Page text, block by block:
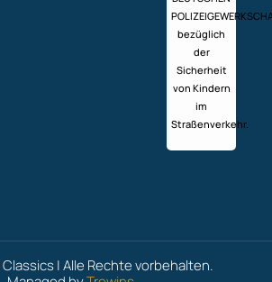
bezüglich
der
Sicherheit
von Kindern
im
Straßenverkehr.
| Alle Rechte vorbehalten.